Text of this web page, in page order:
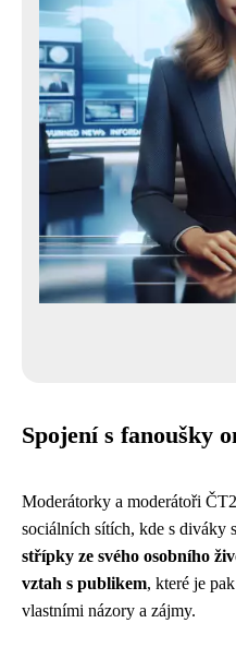
Spojení s fanoušky
Moderátorky a moderátoři
sociálních sítích, kde s diváky
střípky ze svého osobního
vztah s publikem, které je
vlastními názory a zájmy.